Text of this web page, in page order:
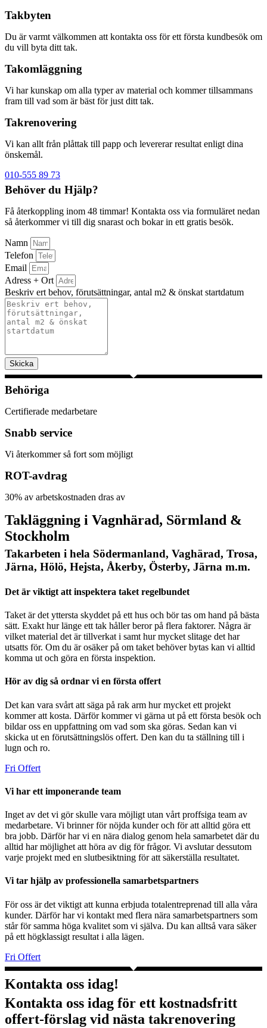
Takbyten
Du är varmt välkommen att kontakta oss för ett första kundbesök om
du vill byta ditt tak.
Takomläggning
Vi har kunskap om alla typer av material och kommer tillsammans
fram till vad som är bäst för just ditt tak.
Takrenovering
Vi kan allt från plåttak till papp och levererar resultat enligt dina
önskemål.
010-555 89 73
Behöver du Hjälp?
Få återkoppling inom 48 timmar! Kontakta oss via formuläret nedan
så återkommer vi till dig snarast och bokar in ett gratis besök.
Namn
Telefon
Email
Adress + Ort
Beskriv ert behov, förutsättningar, antal m2 & önskat startdatum
Skicka
Behöriga
Certifierade medarbetare
Snabb service
Vi återkommer så fort som möjligt
ROT-avdrag
30% av arbetskostnaden dras av
Takläggning i Vagnhärad, Sörmland &
Stockholm
Takarbeten i hela Södermanland, Vaghärad, Trosa,
Järna, Hölö, Hejsta, Åkerby, Österby, Järna m.m.
Det är viktigt att inspektera taket regelbundet
Taket är det yttersta skyddet på ett hus och bör tas om hand på bästa
sätt. Exakt hur länge ett tak håller beror på flera faktorer. Några är
vilket material det är tillverkat i samt hur mycket slitage det har
utsatts för. Om du är osäker på om taket behöver bytas kan vi alltid
komma ut och göra en första inspektion.
Hör av dig så ordnar vi en första offert
Det kan vara svårt att säga på rak arm hur mycket ett projekt
kommer att kosta. Därför kommer vi gärna ut på ett första besök och
bildar oss en uppfattning om vad som ska göras. Sedan kan vi
skicka ut en förutsättningslös offert. Den kan du ta ställning till i
lugn och ro.
Fri Offert
Vi har ett imponerande team
Inget av det vi gör skulle vara möjligt utan vårt proffsiga team av
medarbetare. Vi brinner för nöjda kunder och för att alltid göra ett
bra jobb. Därför har vi en nära dialog genom hela samarbetet där du
alltid har möjlighet att höra av dig för frågor. Vi avslutar dessutom
varje projekt med en slutbesiktning för att säkerställa resultatet.
Vi tar hjälp av professionella samarbetspartners
För oss är det viktigt att kunna erbjuda totalentreprenad till alla våra
kunder. Därför har vi kontakt med flera nära samarbetspartners som
står för samma höga kvalitet som vi själva. Du kan alltså vara säker
på ett högklassigt resultat i alla lägen.
Fri Offert
Kontakta oss idag!
Kontakta oss idag för ett kostnadsfritt
offert-förslag vid nästa takrenovering